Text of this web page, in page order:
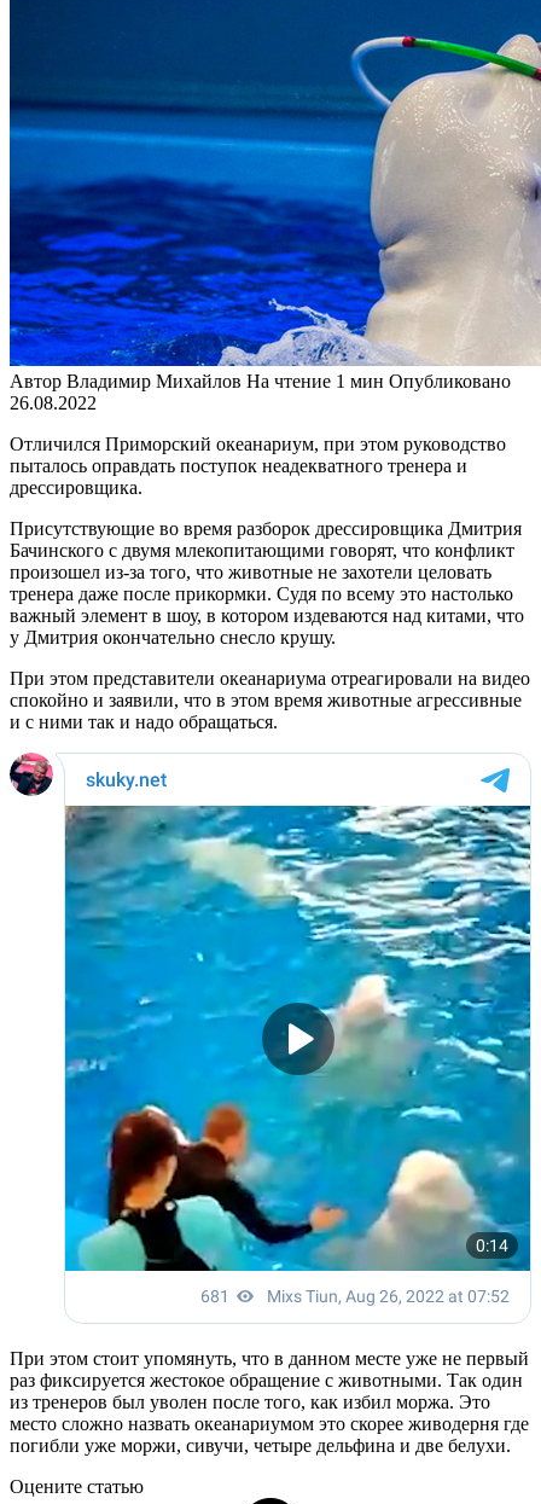
Автор Владимир Михайлов На чтение 1 мин Опубликовано
26.08.2022
Отличился Приморский океанариум, при этом руководство
пыталось оправдать поступок неадекватного тренера и
дрессировщика.
Присутствующие во время разборок дрессировщика Дмитрия
Бачинского с двумя млекопитающими говорят, что конфликт
произошел из-за того, что животные не захотели целовать
тренера даже после прикормки. Судя по всему это настолько
важный элемент в шоу, в котором издеваются над китами, что
у Дмитрия окончательно снесло крушу.
При этом представители океанариума отреагировали на видео
спокойно и заявили, что в этом время животные агрессивные
и с ними так и надо обращаться.
При этом стоит упомянуть, что в данном месте уже не первый
раз фиксируется жестокое обращение с животными. Так один
из тренеров был уволен после того, как избил моржа. Это
место сложно назвать океанариумом это скорее живодерня где
погибли уже моржи, сивучи, четыре дельфина и две белухи.
Оцените статью